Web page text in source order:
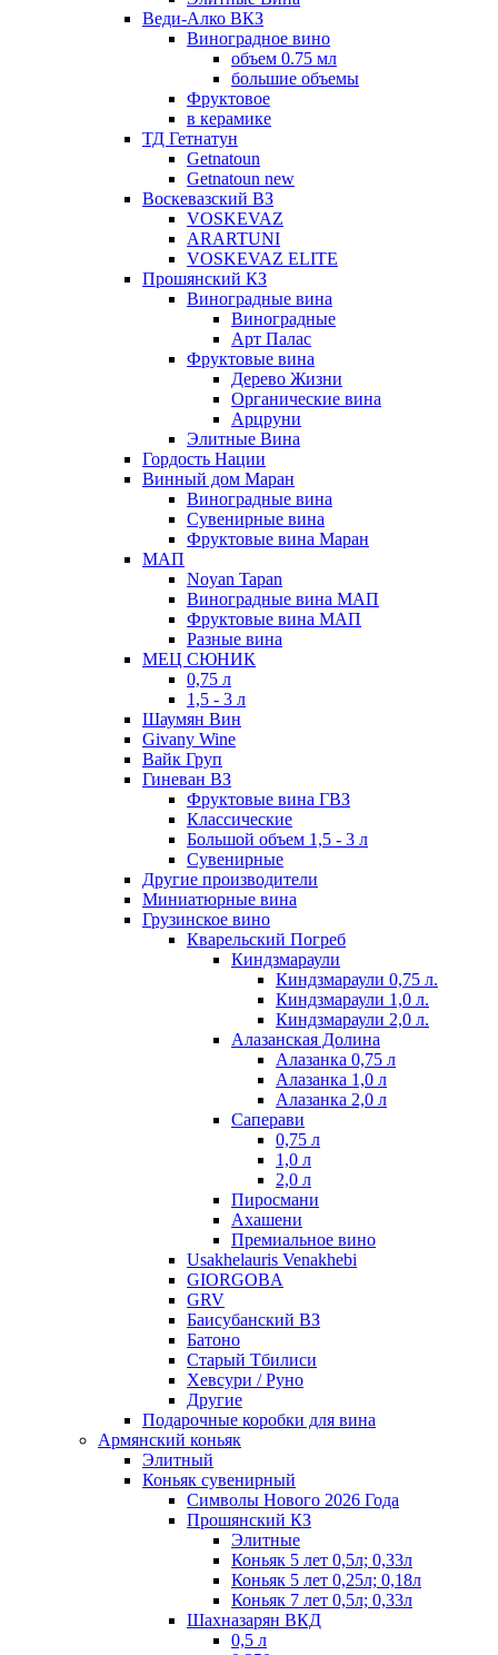
Веди-Алко ВКЗ
Виноградное вино
объем 0.75 мл
большие объемы
Фруктовое
в керамике
ТД Гетнатун
Getnatoun
Getnatoun new
Воскевазский ВЗ
VOSKEVAZ
ARARTUNI
VOSKEVAZ ELITE
Прошянский КЗ
Виноградные вина
Виноградные
Арт Палас
Фруктовые вина
Дерево Жизни
Органические вина
Арцруни
Элитные Вина
Гордость Нации
Винный дом Маран
Виноградные вина
Сувенирные вина
Фруктовые вина Маран
МАП
Noyan Tapan
Виноградные вина МАП
Фруктовые вина МАП
Разные вина
МЕЦ СЮНИК
0,75 л
1,5 - 3 л
Шаумян Вин
Givany Wine
Вайк Груп
Гиневан ВЗ
Фруктовые вина ГВЗ
Классические
Большой объем 1,5 - 3 л
Сувенирные
Другие производители
Миниатюрные вина
Грузинское вино
Кварельский Погреб
Киндзмараули
Киндзмараули 0,75 л.
Киндзмараули 1,0 л.
Киндзмараули 2,0 л.
Алазанская Долина
Алазанка 0,75 л
Алазанка 1,0 л
Алазанка 2,0 л
Саперави
0,75 л
1,0 л
2,0 л
Пиросмани
Ахашени
Премиальное вино
Usakhelauris Venakhebi
GIORGOBA
GRV
Баисубанский ВЗ
Батоно
Старый Тбилиси
Хевсури / Руно
Другие
Подарочные коробки для вина
Армянский коньяк
Элитный
Коньяк сувенирный
Символы Нового 2026 Года
Прошянский КЗ
Элитные
Коньяк 5 лет 0,5л; 0,33л
Коньяк 5 лет 0,25л; 0,18л
Коньяк 7 лет 0,5л; 0,33л
Шахназарян ВКД
0,5 л